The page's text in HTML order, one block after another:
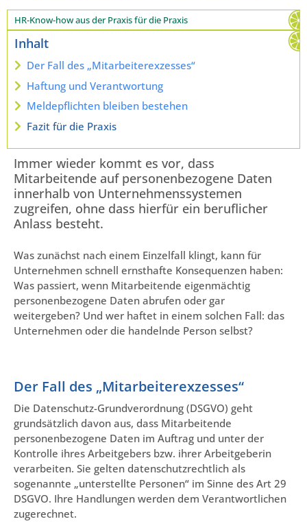
HR-Know-how aus der Praxis für die Praxis
Inhalt
Der Fall des „Mitarbeiterexzesses“
Haftung und Verantwortung
Meldepflichten bleiben bestehen
Fazit für die Praxis
Immer wieder kommt es vor, dass
Mitarbeitende auf personenbezogene Daten
innerhalb von Unternehmenssystemen
zugreifen, ohne dass hierfür ein beruflicher
Anlass besteht.
Was zunächst nach einem Einzelfall klingt, kann für
Unternehmen schnell ernsthafte Konsequenzen haben:
Was passiert, wenn Mitarbeitende eigenmächtig
personenbezogene Daten abrufen oder gar
weitergeben? Und wer haftet in einem solchen Fall: das
Unternehmen oder die handelnde Person selbst?
Der Fall des „Mitarbeiterexzesses“
Die Datenschutz-Grundverordnung (DSGVO) geht
grundsätzlich davon aus, dass Mitarbeitende
personenbezogene Daten im Auftrag und unter der
Kontrolle ihres Arbeitgebers bzw. ihrer Arbeitgeberin
verarbeiten. Sie gelten datenschutzrechtlich als
sogenannte „unterstellte Personen“ im Sinne des Art 29
DSGVO. Ihre Handlungen werden dem Verantwortlichen
zugerechnet.